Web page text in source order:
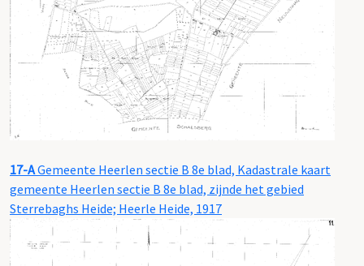
17-AGemeente Heerlen sectie B 8e blad, Kadastrale kaart
gemeente Heerlen sectie B 8e blad, zijnde het gebied
Sterrebaghs Heide; Heerle Heide, 1917